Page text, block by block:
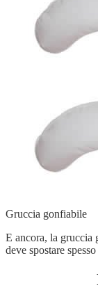
Gruccia gonfiabile
E ancora, la gruccia
deve spostare